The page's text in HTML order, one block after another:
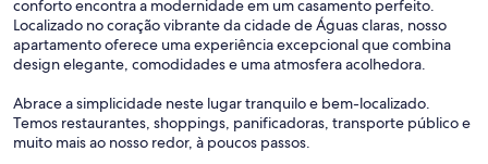
conforto encontra a modernidade em um casamento perfeito.
Localizado no coração vibrante da cidade de Águas claras, nosso
apartamento oferece uma experiência excepcional que combina
design elegante, comodidades e uma atmosfera acolhedora.
Abrace a simplicidade neste lugar tranquilo e bem-localizado.
Temos restaurantes, shoppings, panificadoras, transporte público e
muito mais ao nosso redor, à poucos passos.